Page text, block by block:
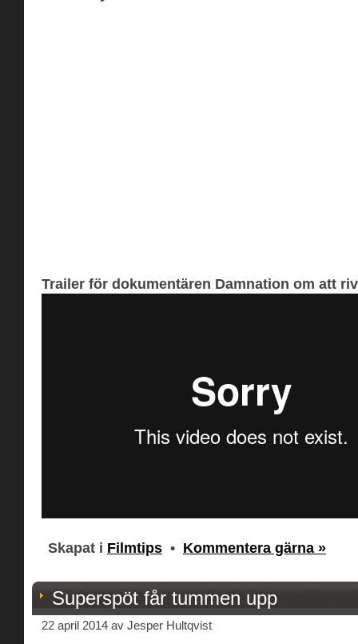
Trailer för dokumentären Damnation om att
Skapat i Filmtips • Kommentera gärna »
Superspöt får tummen upp
22 april 2014 av Jesper Hultqvist